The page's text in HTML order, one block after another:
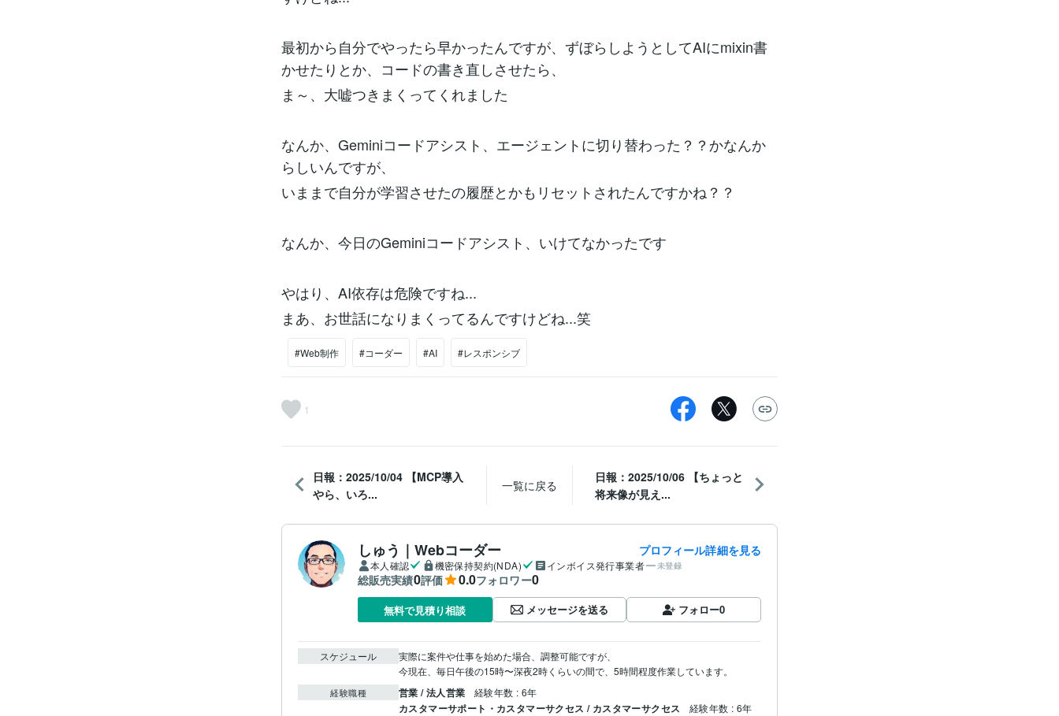
最初から自分でやったら早かったんですが、ずぼらしようとしてAIにmixin書
かせたりとか、コードの書き直しさせたら、
ま～、大嘘つきまくってくれました
なんか、Geminiコードアシスト、エージェントに切り替わった？？かなんか
らしいんですが、
いままで自分が学習させたの履歴とかもリセットされたんですかね？？
なんか、今日のGeminiコードアシスト、いけてなかったです
やはり、AI依存は危険ですね...
まあ、お世話になりまくってるんですけどね...笑
#Web制作 #コーダー #AI #レスポンシブ
1
日報：2025/10/04 【MCP導入
やら、いろ...
一覧に戻る
日報：2025/10/06 【ちょっと
将来像が見え...
しゅう｜Webコーダー プロフィール詳細を見る
本人確認 機密保持契約(NDA) インボイス発行事業者 未登録
総販売実績0評価 0.0フォロワー0
無料で見積り相談 メッセージを送る フォロー0
スケジュール
実際に案件や仕事を始めた場合、調整可能ですが、
今現在、毎日午後の15時〜深夜2時くらいの間で、5時間程度作業しています。
経験職種 営業 / 法人営業 経験年数 : 6年
カスタマーサポート・カスタマーサクセス / カスタマーサクセス 経験年数 : 6年